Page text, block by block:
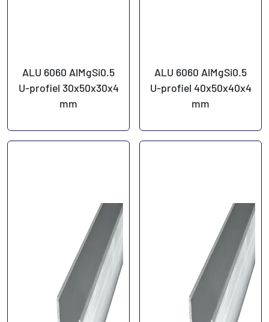
ALU 6060 AlMgSi0.5
U-profiel 30x50x30x4
mm
ALU 6060 AlMgSi0.5
U-profiel 40x50x40x4
mm